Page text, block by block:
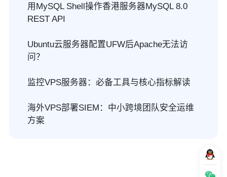
用MySQL Shell操作香港服务器MySQL 8.0
REST API
Ubuntu云服务器配置UFW后Apache无法访
问？
监控VPS服务器：必备工具与核心指标解读
海外VPS部署SIEM：中小跨境团队安全运维
方案